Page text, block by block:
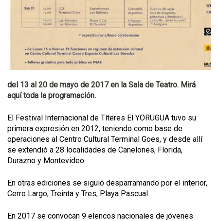
del 13 al 20 de mayo de 2017 en la Sala de Teatro. Mirá
aquí toda la programación.
El Festival Internacional de Títeres El YORUGUA tuvo su
primera expresión en 2012, teniendo como base de
operaciones al Centro Cultural Terminal Goes, y desde allí
se extendió a 28 localidades de Canelones, Florida,
Durazno y Montevideo.
En otras ediciones se siguió desparramando por el interior,
Cerro Largo, Treinta y Tres, Playa Pascual.
En 2017 se convocan 9 elencos nacionales de jóvenes